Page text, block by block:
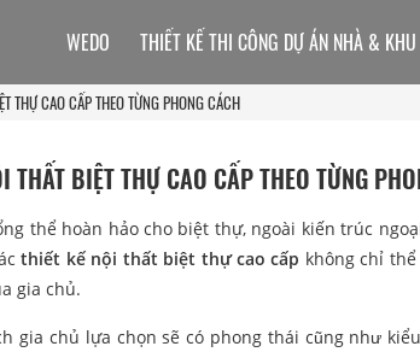
THỰ CAO CẤP THEO TỪNG PHONG CÁCH
THẤT BIỆT THỰ CAO CẤP THEO TỪNG
thể hoàn hảo cho biệt thự, ngoài kiến trúc
thiết kế nội thất biệt thự cao cấp không chỉ
gia chủ.
gia chủ lựa chọn sẽ có phong thái cũng như
WEDO THIẾT KẾ THI CÔNG DỰ ÁN NHÀ &